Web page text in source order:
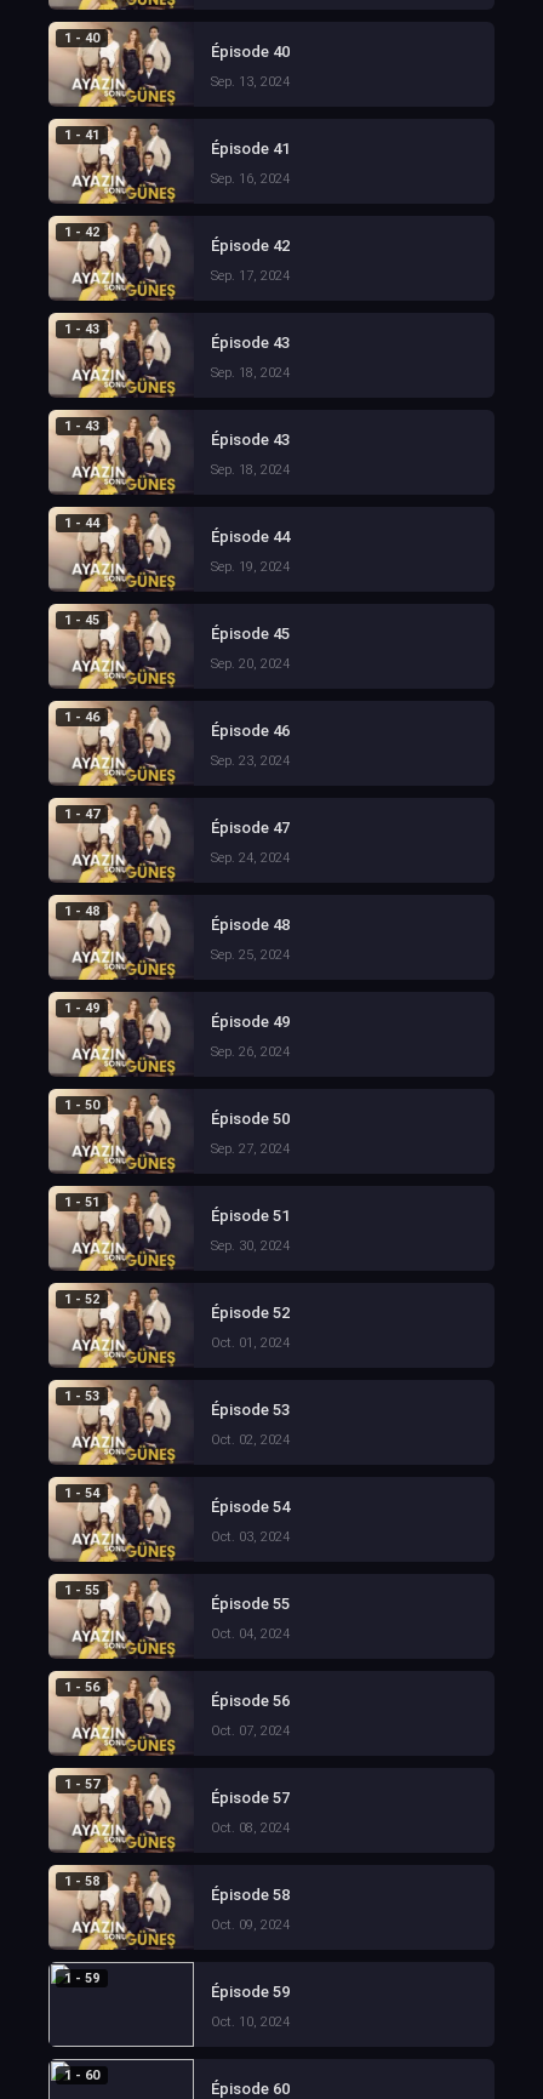
1 - 40
Épisode 40
Sep. 13, 2024
1 - 41
Épisode 41
Sep. 16, 2024
1 - 42
Épisode 42
Sep. 17, 2024
1 - 43
Épisode 43
Sep. 18, 2024
1 - 43
Épisode 43
Sep. 18, 2024
1 - 44
Épisode 44
Sep. 19, 2024
1 - 45
Épisode 45
Sep. 20, 2024
1 - 46
Épisode 46
Sep. 23, 2024
1 - 47
Épisode 47
Sep. 24, 2024
1 - 48
Épisode 48
Sep. 25, 2024
1 - 49
Épisode 49
Sep. 26, 2024
1 - 50
Épisode 50
Sep. 27, 2024
1 - 51
Épisode 51
Sep. 30, 2024
1 - 52
Épisode 52
Oct. 01, 2024
1 - 53
Épisode 53
Oct. 02, 2024
1 - 54
Épisode 54
Oct. 03, 2024
1 - 55
Épisode 55
Oct. 04, 2024
1 - 56
Épisode 56
Oct. 07, 2024
1 - 57
Épisode 57
Oct. 08, 2024
1 - 58
Épisode 58
Oct. 09, 2024
1 - 59
Épisode 59
Oct. 10, 2024
1 - 60
Épisode 60